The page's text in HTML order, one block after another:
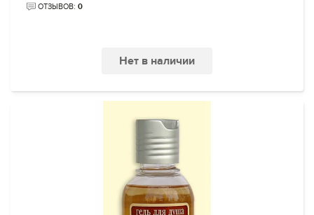
ОТЗЫВОВ: 0
Нет в наличии